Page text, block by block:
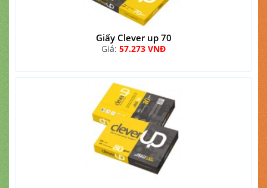
Giấy Clever up 70
Giá: 57.273 VNĐ